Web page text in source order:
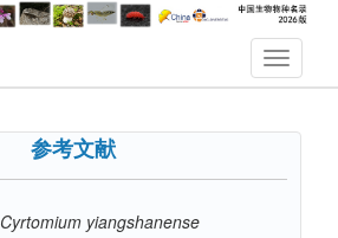
参考文献
Cyrtomium yiangshanense